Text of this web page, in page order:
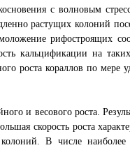
с волновым
растущих колоний
рифостроящих
кальцификации на
роста кораллов по мере
и весового роста.
скорость роста
В числе наиболее